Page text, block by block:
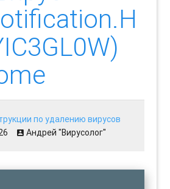
по удалению вирусов
Андрей "Вирусолог"